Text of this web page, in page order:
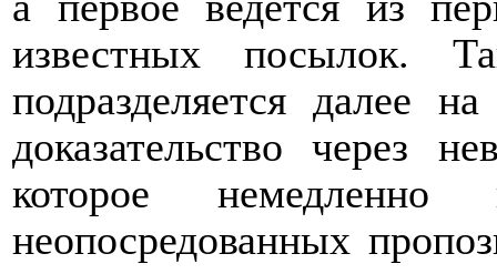
известных посылок.
подразделяется далее
доказательство через
которое
неопосредованных